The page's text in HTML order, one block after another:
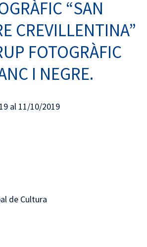
“SAN
CREVILLENTINA”
FOTOGRÀFIC
I NEGRE.
al 11/10/2019
de Cultura